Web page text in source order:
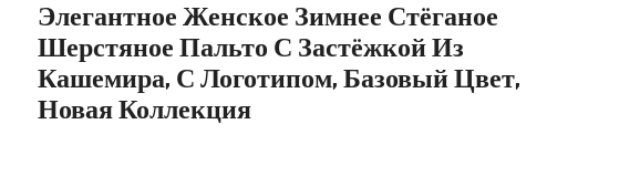
Элегантное Женское Зимнее Стёганое
Шерстяное Пальто С Застёжкой Из
Кашемира, С Логотипом, Базовый Цвет,
Новая Коллекция